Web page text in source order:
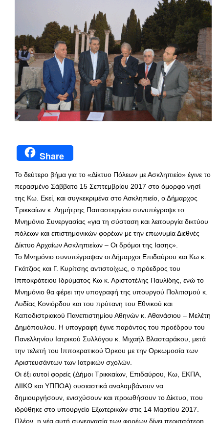
Share
Το δεύτερο βήμα για το «Δίκτυο Πόλεων με Ασκληπιείο» έγινε το
περασμένο Σάββατο 15 Σεπτεμβρίου 2017 στο όμορφο νησί
της Κω. Εκεί, και συγκεκριμένα στο Ασκληπιείο, ο Δήμαρχος
Τρικκαίων κ. Δημήτρης Παπαστεργίου συνυπέγραψε το
Μνημόνιο Συνεργασίας «για τη σύσταση και λειτουργία δικτύου
πόλεων και επιστημονικών φορέων με την επωνυμία Διεθνές
Δίκτυο Αρχαίων Ασκληπιείων – Οι δρόμοι της Ιασης».
Το Μνημόνιο συνυπέγραψαν οι Δήμαρχοι Επιδαύρου και Κω κ.
Γκάτζιος και Γ. Κυρίτσης αντιστοίχως, ο πρόεδρος του
Ιπποκράτειου Ιδρύματος Κω κ. Αριστοτέλης Παυλίδης, ενώ το
Μνημόνιο θα φέρει την υπογραφή της υπουργού Πολιτισμού κ.
Λυδίας Κονιόρδου και του πρύτανη του Εθνικού και
Καποδιστριακού Πανεπιστημίου Αθηνών κ. Αθανάσιου – Μελέτη
Δημόπουλου. Η υπογραφή έγινε παρόντος του προέδρου του
Πανελληνίου Ιατρικού Συλλόγου κ. Μιχαήλ Βλασταράκου, μετά
την τελετή του Ιπποκρατικού Όρκου με την Ορκωμοσία των
Αριστευσάντων των Ιατρικών σχολών.
Οι έξι αυτοί φορείς (Δήμοι Τρικκαίων, Επιδαύρου, Κω, ΕΚΠΑ,
ΔΙΙΚΩ και ΥΠΠΟΑ) ουσιαστικά αναλαμβάνουν να
δημιουργήσουν, ενισχύσουν και προωθήσουν το Δίκτυο, που
ιδρύθηκε στο υπουργείο Εξωτερικών στις 14 Μαρτίου 2017.
Πλέον, η νέα αυτή συνεργασία των φορέων δίνει περισσότερη